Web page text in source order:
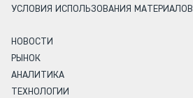
УСЛОВИЯ ИСПОЛЬЗОВАНИЯ МАТЕРИАЛОВ
НОВОСТИ
РЫНОК
АНАЛИТИКА
ТЕХНОЛОГИИ